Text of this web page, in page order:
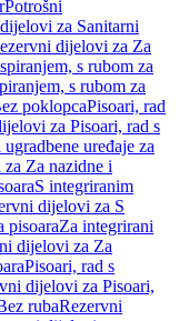
Potrošni
za Sanitarni
dijelovi za Za
s rubom za
s rubom za
poklopcaPisoari, rad
za Pisoari, rad s
uređaje za
Za nazidne i
S integriranim
dijelovi za S
pisoaraZa integrirani
dijelovi za Za
Pisoari, rad s
dijelovi za Pisoari,
rubaRezervni